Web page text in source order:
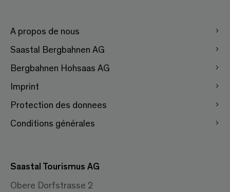
A propos de nous
Saastal Bergbahnen AG
Bergbahnen Hohsaas AG
Imprint
Protection des donnees
Conditions générales
Saastal Tourismus AG
Obere Dorfstrasse 2